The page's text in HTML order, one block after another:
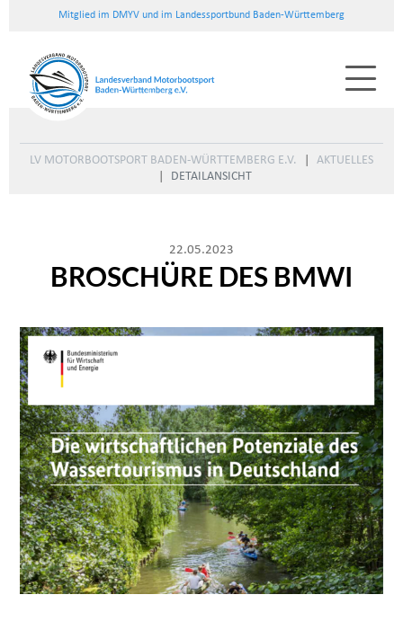
Mitglied im DMYV und im Landessportbund Baden-Württemberg
LV MOTORBOOTSPORT BADEN-WÜRTTEMBERG E.V.
AKTUELLES
DETAILANSICHT
22.05.2023
BROSCHÜRE DES BMWI